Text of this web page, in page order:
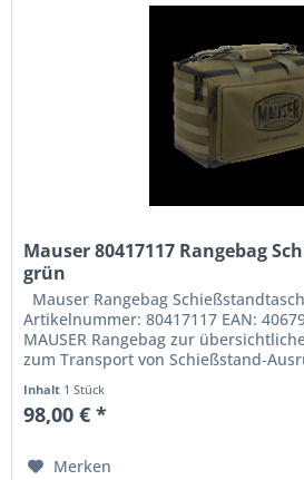
Mauser 80417117 Rangebag
grün
Mauser Rangebag
Artikelnummer: 80417117 EAN:
MAUSER Rangebag zur
zum Transport von
Inhalt 1 Stück
98,00 € *
Merken